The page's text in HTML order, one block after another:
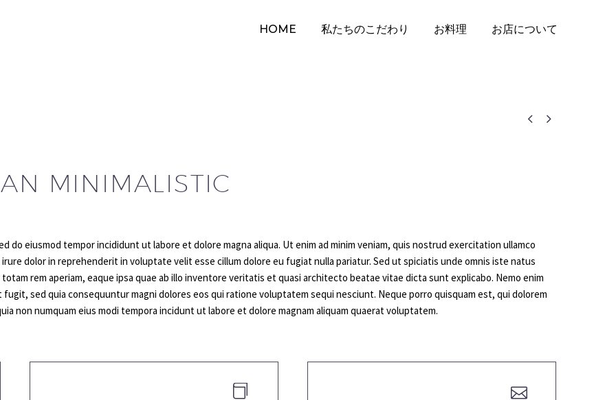
HOME 私たちのこだわり お料理 お店について
 
MINIMALISTIC
do eiusmod tempor incididunt ut labore et dolore magna aliqua. Ut enim ad minim veniam, quis nostrud exercitation ullamco
dolor in reprehenderit in voluptate velit esse cillum dolore eu fugiat nulla pariatur. Sed ut spiciatis unde omnis iste natus
rem aperiam, eaque ipsa quae ab illo inventore veritatis et quasi architecto beatae vitae dicta sunt explicabo. Nemo enim
sed quia consequuntur magni dolores eos qui ratione voluptatem sequi nesciunt. Neque porro quisquam est, qui dolorem
non numquam eius modi tempora incidunt ut labore et dolore magnam aliquam quaerat voluptatem.

 
